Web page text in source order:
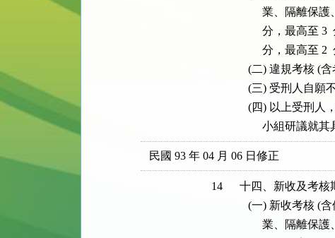
業、隔離
分，最高至
分，最高至 2
(二) 違規考核 (
(三) 受刑人自願
(四) 以上受刑
小組研議就
民國 93 年 04 月 06 日修正
14
十四、新收及考核
(一) 新收考核
業、隔離